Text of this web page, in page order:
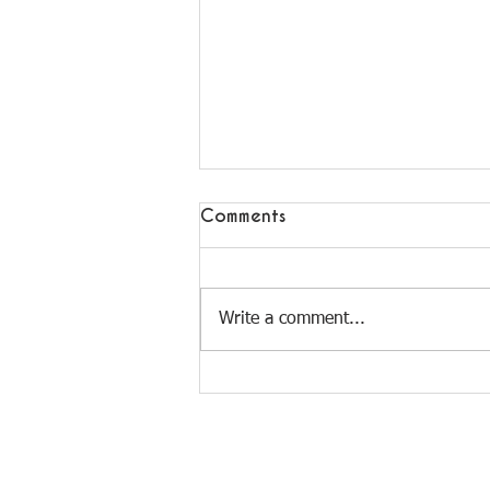
Comments
Write a comment...